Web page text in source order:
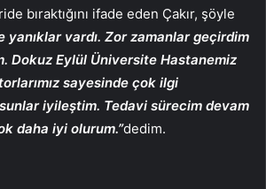
bıraktığını ifade eden Çakır, şöyle
yanıklar vardı. Zor zamanlar geçirdim
Dokuz Eylül Üniversite Hastanemiz
sayesinde çok ilgi
iyileştim. Tedavi sürecim devam
daha iyi olurum.”dedim.